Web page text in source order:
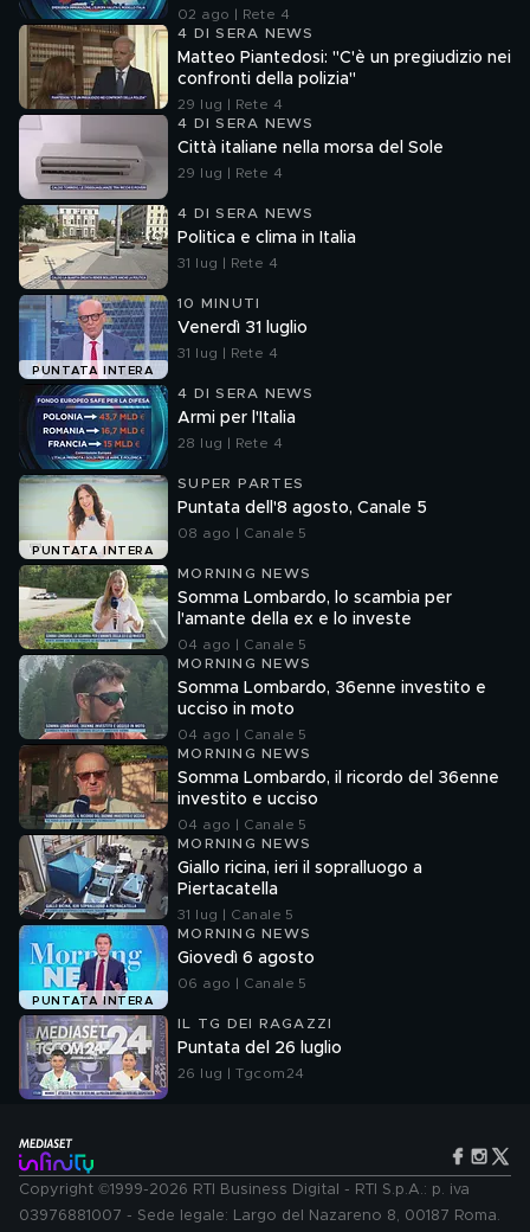
02 ago | Rete 4
4 DI SERA NEWS
Matteo Piantedosi: "C'è un pregiudizio nei
confronti della polizia"
29 lug | Rete 4
4 DI SERA NEWS
Città italiane nella morsa del Sole
29 lug | Rete 4
4 DI SERA NEWS
Politica e clima in Italia
31 lug | Rete 4
PUNTATA INTERA
10 MINUTI
Venerdì 31 luglio
31 lug | Rete 4
4 DI SERA NEWS
Armi per l'Italia
28 lug | Rete 4
PUNTATA INTERA
SUPER PARTES
Puntata dell'8 agosto, Canale 5
08 ago | Canale 5
MORNING NEWS
Somma Lombardo, lo scambia per
l'amante della ex e lo investe
04 ago | Canale 5
MORNING NEWS
Somma Lombardo, 36enne investito e
ucciso in moto
04 ago | Canale 5
MORNING NEWS
Somma Lombardo, il ricordo del 36enne
investito e ucciso
04 ago | Canale 5
MORNING NEWS
Giallo ricina, ieri il sopralluogo a
Piertacatella
31 lug | Canale 5
PUNTATA INTERA
MORNING NEWS
Giovedì 6 agosto
06 ago | Canale 5
IL TG DEI RAGAZZI
Puntata del 26 luglio
26 lug | Tgcom24
Copyright ©1999-2026 RTI Business Digital - RTI S.p.A.: p. iva
03976881007 - Sede legale: Largo del Nazareno 8, 00187 Roma.